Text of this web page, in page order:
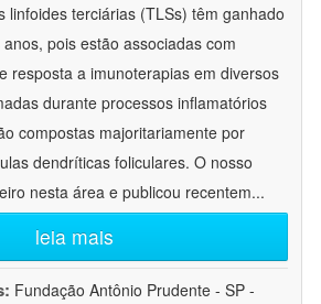
linfoides terciárias (TLSs) têm ganhado
pois estão associadas com
resposta a imunoterapias em diversos
durante processos inflamatórios
compostas majoritariamente por
dendríticas foliculares. O nosso
nesta área e publicou recentem...
leia mais
Fundação Antônio Prudente - SP -